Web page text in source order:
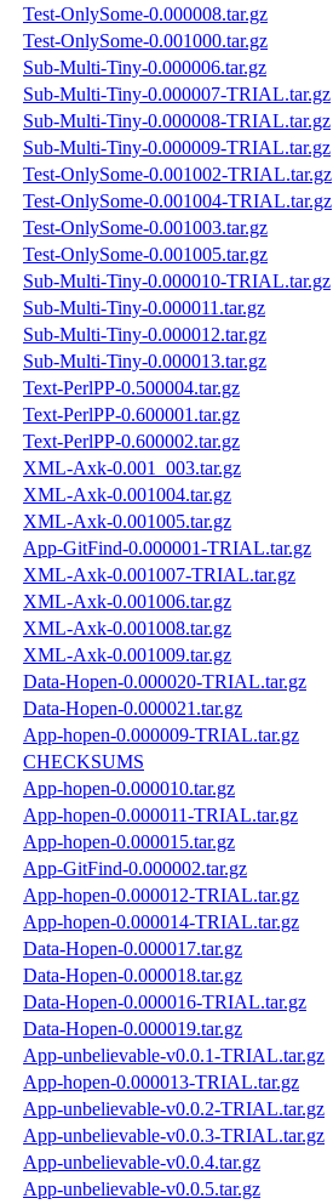
Test-OnlySome-0.000008.tar.gz
Test-OnlySome-0.001000.tar.gz
Sub-Multi-Tiny-0.000006.tar.gz
Sub-Multi-Tiny-0.000007-TRIAL.tar.gz
Sub-Multi-Tiny-0.000008-TRIAL.tar.gz
Sub-Multi-Tiny-0.000009-TRIAL.tar.gz
Test-OnlySome-0.001002-TRIAL.tar.gz
Test-OnlySome-0.001004-TRIAL.tar.gz
Test-OnlySome-0.001003.tar.gz
Test-OnlySome-0.001005.tar.gz
Sub-Multi-Tiny-0.000010-TRIAL.tar.gz
Sub-Multi-Tiny-0.000011.tar.gz
Sub-Multi-Tiny-0.000012.tar.gz
Sub-Multi-Tiny-0.000013.tar.gz
Text-PerlPP-0.500004.tar.gz
Text-PerlPP-0.600001.tar.gz
Text-PerlPP-0.600002.tar.gz
XML-Axk-0.001_003.tar.gz
XML-Axk-0.001004.tar.gz
XML-Axk-0.001005.tar.gz
App-GitFind-0.000001-TRIAL.tar.gz
XML-Axk-0.001007-TRIAL.tar.gz
XML-Axk-0.001006.tar.gz
XML-Axk-0.001008.tar.gz
XML-Axk-0.001009.tar.gz
Data-Hopen-0.000020-TRIAL.tar.gz
Data-Hopen-0.000021.tar.gz
App-hopen-0.000009-TRIAL.tar.gz
CHECKSUMS
App-hopen-0.000010.tar.gz
App-hopen-0.000011-TRIAL.tar.gz
App-hopen-0.000015.tar.gz
App-GitFind-0.000002.tar.gz
App-hopen-0.000012-TRIAL.tar.gz
App-hopen-0.000014-TRIAL.tar.gz
Data-Hopen-0.000017.tar.gz
Data-Hopen-0.000018.tar.gz
Data-Hopen-0.000016-TRIAL.tar.gz
Data-Hopen-0.000019.tar.gz
App-unbelievable-v0.0.1-TRIAL.tar.gz
App-hopen-0.000013-TRIAL.tar.gz
App-unbelievable-v0.0.2-TRIAL.tar.gz
App-unbelievable-v0.0.3-TRIAL.tar.gz
App-unbelievable-v0.0.4.tar.gz
App-unbelievable-v0.0.5.tar.gz